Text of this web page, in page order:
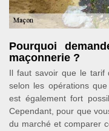
Pourquoi
maçonnerie ?
Il faut savoir que le tarif
selon les opérations
est également fort
Cependant, pour que
du marché et comparer